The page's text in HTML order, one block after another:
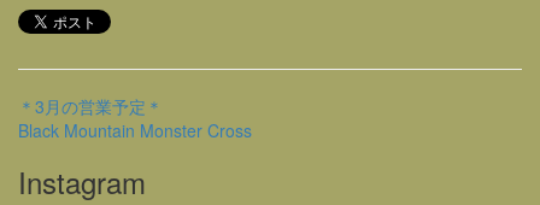
＊3月の営業予定＊
Black Mountain Monster Cross
Instagram